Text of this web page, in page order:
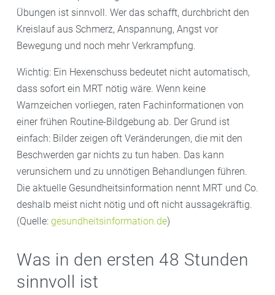
Übungen ist sinnvoll. Wer das schafft, durchbricht den
Kreislauf aus Schmerz, Anspannung, Angst vor
Bewegung und noch mehr Verkrampfung.
Wichtig: Ein Hexenschuss bedeutet nicht automatisch,
dass sofort ein MRT nötig wäre. Wenn keine
Warnzeichen vorliegen, raten Fachinformationen von
einer frühen Routine-Bildgebung ab. Der Grund ist
einfach: Bilder zeigen oft Veränderungen, die mit den
Beschwerden gar nichts zu tun haben. Das kann
verunsichern und zu unnötigen Behandlungen führen.
Die aktuelle Gesundheitsinformation nennt MRT und Co.
deshalb meist nicht nötig und oft nicht aussagekräftig.
(Quelle: gesundheitsinformation.de)
Was in den ersten 48 Stunden
sinnvoll ist